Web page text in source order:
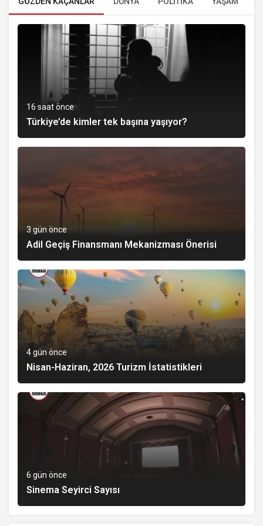
16 saat önce
Türkiye’de kimler tek başına yaşıyor?
3 gün önce
Adil Geçiş Finansmanı Mekanizması Önerisi
4 gün önce
Nisan-Haziran, 2026 Turizm İstatistikleri
6 gün önce
Sinema Seyirci Sayısı